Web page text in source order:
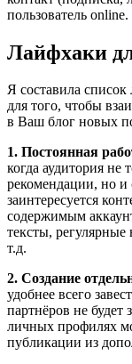
пользователь
Лайфхаки
Я составила
для того, чтобы
в Ваш блог новых
1. Постоянная
когда аудитория
рекомендации, но и
заинтересуется
содержимым
тексты,
т.д.
2. Создание
удобнее всего
партнёров не
личных профилях
публикации из